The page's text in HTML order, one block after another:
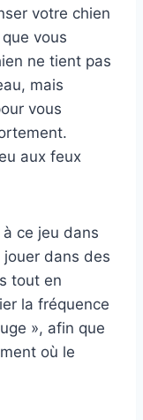
votre chien
vous
ne tient pas
mais
vous
aux feux
ce jeu dans
dans des
tout en
la fréquence
», afin que
où le